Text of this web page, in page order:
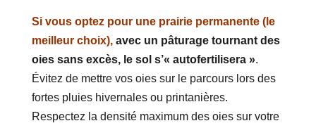
Si vous optez pour une prairie permanente (le
meilleur choix),avec un pâturage tournant des
oies sans excès, le sol s’« autofertilisera ».
Évitez de mettre vos oies sur le parcours lors des
fortes pluies hivernales ou printanières.
Respectez la densité maximum des oies sur votre